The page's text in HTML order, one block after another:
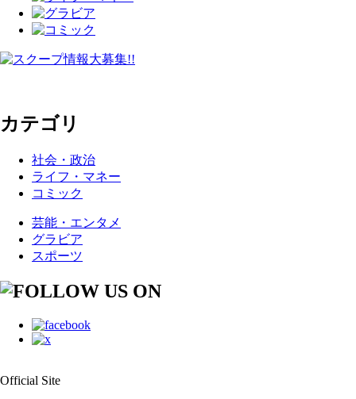
カテゴリ
社会・政治
ライフ・マネー
コミック
芸能・エンタメ
グラビア
スポーツ
Official Site